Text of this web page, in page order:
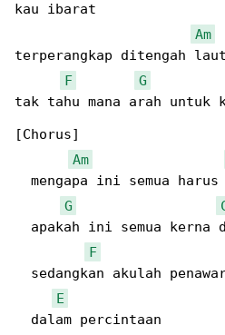
kau ibarat
Am
terperangkap ditengah
F
G
tak tahu mana arah untuk
[Chorus]
Am
mengapa ini semua harus
G
apakah ini semua kerna
F
sedangkan akulah
E
  dalam percintaan